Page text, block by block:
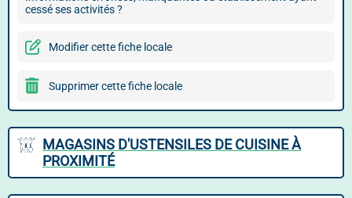
cessé ses activités ?
Modifier cette fiche locale
Supprimer cette fiche locale
MAGASINS D'USTENSILES DE CUISINE À
PROXIMITÉ